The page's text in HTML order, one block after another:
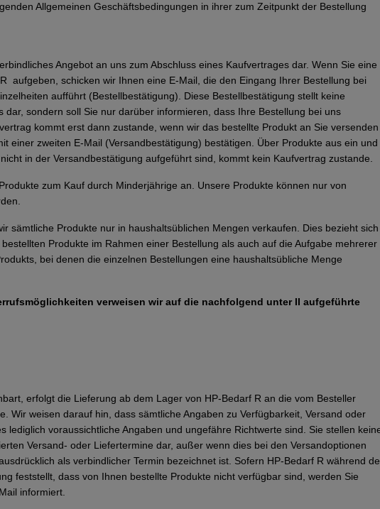
Allgemeinen Geschäftsbedingungen in ihrer zum Zeitpunkt der Bestellung
Angebot an uns zum Abschluss eines Kaufvertrages dar. Wenn Sie eine
aufgeben, schicken wir Ihnen eine E-Mail, die den Eingang Ihrer Bestellung bei
aufführt (Bestellbestätigung). Diese Bestellbestätigung stellt keine
dar, sondern soll Sie nur darüber informieren, dass Ihre Bestellung bei uns
kommt erst dann zustande, wenn wir das bestellte Produkt an Sie versenden
einer zweiten E-Mail (Versandbestätigung) bestätigen. Über Produkte aus ein und
in der Versandbestätigung aufgeführt sind, kommt kein Kaufvertrag zustande.
zum Kauf durch Minderjährige an. Unsere Produkte können nur von
sämtliche Produkte nur in haushaltsüblichen Mengen verkaufen. Dies bezieht sich
Produkte im Rahmen einer Bestellung als auch auf die Aufgabe mehrerer
bei denen die einzelnen Bestellungen eine haushaltsübliche Menge
verweisen wir auf die nachfolgend unter II aufgeführte
erfolgt die Lieferung ab dem Lager von HP-Bedarf R an die vom Besteller
Wir weisen darauf hin, dass sämtliche Angaben zu Verfügbarkeit, Versand oder
lediglich voraussichtliche Angaben und ungefähre Richtwerte sind. Sie stellen
Versand- oder Liefertermine dar, außer wenn dies bei den Versandoptionen
als verbindlicher Termin bezeichnet ist. Sofern HP-Bedarf R während
feststellt, dass von Ihnen bestellte Produkte nicht verfügbar sind, werden Sie
informiert.